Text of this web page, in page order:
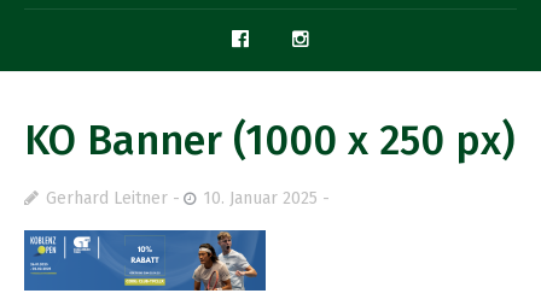
KO Banner (1000 x 250 px)
Gerhard Leitner 10. Januar 2025